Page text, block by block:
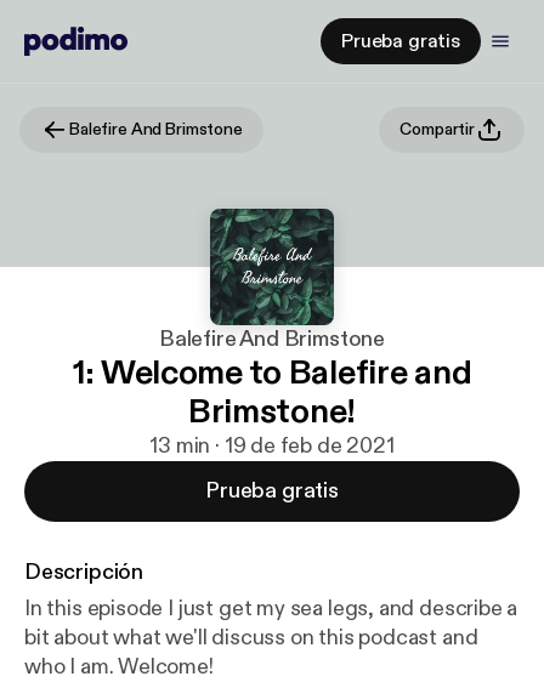
Prueba gratis
Balefire And Brimstone Compartir
Balefire And Brimstone
1: Welcome to Balefire and
Brimstone!
13 min · 19 de feb de 2021
Prueba gratis
Descripción
In this episode I just get my sea legs, and describe a
bit about what we'll discuss on this podcast and
who I am. Welcome!